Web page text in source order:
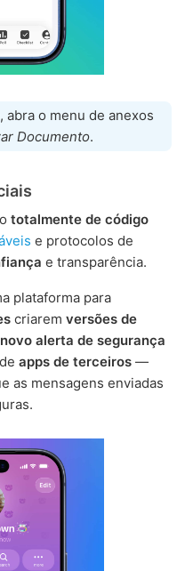
abra o menu de anexos
Documento.
totalmente de código
e protocolos de
e transparência.
plataforma para
criarem versões de
novo alerta de segurança
apps de terceiros —
as mensagens enviadas